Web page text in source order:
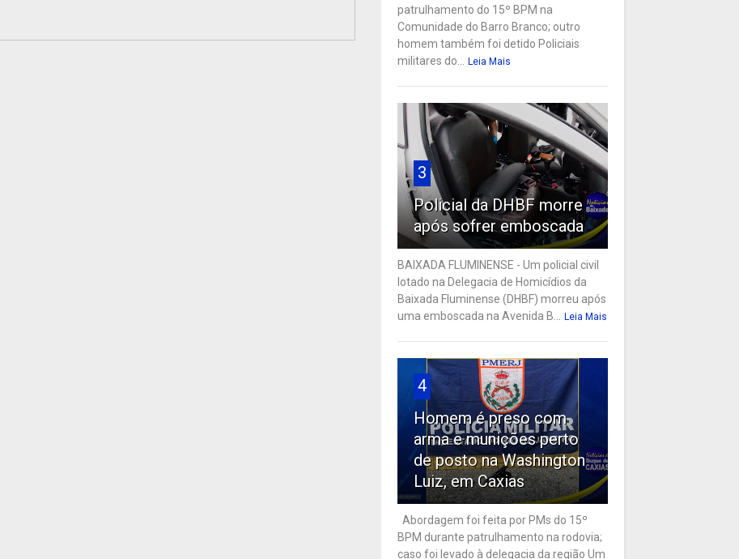
patrulhamento do 15º BPM na
Comunidade do Barro Branco; outro
homem também foi detido Policiais
militares do...
Leia Mais
3
Policial da DHBF morre
após sofrer emboscada
BAIXADA FLUMINENSE - Um policial civil
lotado na Delegacia de Homicídios da
Baixada Fluminense (DHBF) morreu após
uma emboscada na Avenida B...
Leia Mais
4
Homem é preso com
arma e munições perto
de posto na Washington
Luiz, em Caxias
Abordagem foi feita por PMs do 15º
BPM durante patrulhamento na rodovia;
caso foi levado à delegacia da região Um